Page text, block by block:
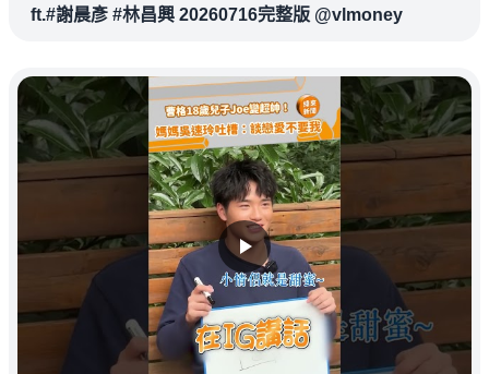
ft.#謝晨彥 #林昌興 20260716完整版 @vlmoney